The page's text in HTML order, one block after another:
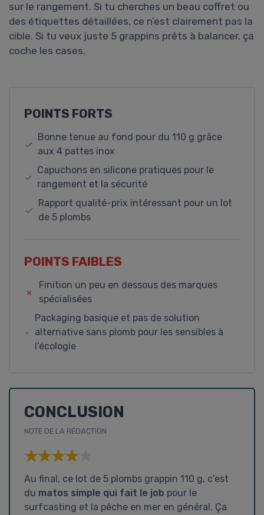
sur le rangement. Si tu cherches un beau coffret ou
des étiquettes détaillées, ce n’est clairement pas la
cible. Si tu veux juste 5 grappins prêts à balancer, ça
coche les cases.
POINTS FORTS
Bonne tenue au fond pour du 110 g grâce
aux 4 pattes inox
Capuchons en silicone pratiques pour le
rangement et la sécurité
Rapport qualité-prix intéressant pour un lot
de 5 plombs
POINTS FAIBLES
Finition un peu en dessous des marques
spécialisées
Packaging basique et pas de solution
alternative sans plomb pour les sensibles à
l’écologie
CONCLUSION
NOTE DE LA RÉDACTION
★★★★★
★★★★★
Au final, ce lot de 5 plombs grappin 110 g, c’est
du matos simple qui fait le job pour le
surfcasting et la pêche en mer en général. Ça